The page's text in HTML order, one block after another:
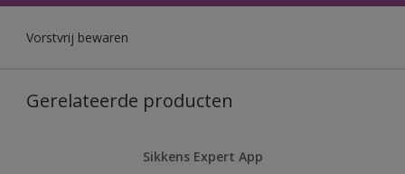
Vorstvrij bewaren
Gerelateerde producten
Sikkens Expert App